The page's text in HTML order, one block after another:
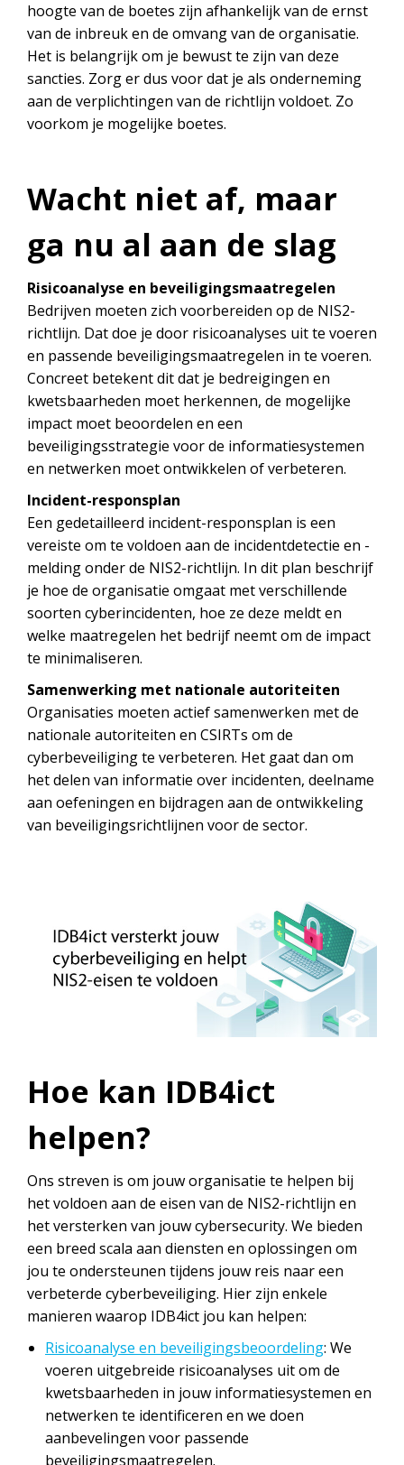
hoogte van de boetes zijn afhankelijk van de ernst
van de inbreuk en de omvang van de organisatie.
Het is belangrijk om je bewust te zijn van deze
sancties. Zorg er dus voor dat je als onderneming
aan de verplichtingen van de richtlijn voldoet. Zo
voorkom je mogelijke boetes.
Wacht niet af, maar
ga nu al aan de slag
Risicoanalyse en beveiligingsmaatregelen
Bedrijven moeten zich voorbereiden op de NIS2-
richtlijn. Dat doe je door risicoanalyses uit te voeren
en passende beveiligingsmaatregelen in te voeren.
Concreet betekent dit dat je bedreigingen en
kwetsbaarheden moet herkennen, de mogelijke
impact moet beoordelen en een
beveiligingsstrategie voor de informatiesystemen
en netwerken moet ontwikkelen of verbeteren.
Incident-responsplan
Een gedetailleerd incident-responsplan is een
vereiste om te voldoen aan de incidentdetectie en -
melding onder de NIS2-richtlijn. In dit plan beschrijf
je hoe de organisatie omgaat met verschillende
soorten cyberincidenten, hoe ze deze meldt en
welke maatregelen het bedrijf neemt om de impact
te minimaliseren.
Samenwerking met nationale autoriteiten
Organisaties moeten actief samenwerken met de
nationale autoriteiten en CSIRTs om de
cyberbeveiliging te verbeteren. Het gaat dan om
het delen van informatie over incidenten, deelname
aan oefeningen en bijdragen aan de ontwikkeling
van beveiligingsrichtlijnen voor de sector.
Hoe kan IDB4ict
helpen?
Ons streven is om jouw organisatie te helpen bij
het voldoen aan de eisen van de NIS2-richtlijn en
het versterken van jouw cybersecurity. We bieden
een breed scala aan diensten en oplossingen om
jou te ondersteunen tijdens jouw reis naar een
verbeterde cyberbeveiliging. Hier zijn enkele
manieren waarop IDB4ict jou kan helpen:
Risicoanalyse en beveiligingsbeoordeling: We
voeren uitgebreide risicoanalyses uit om de
kwetsbaarheden in jouw informatiesystemen en
netwerken te identificeren en we doen
aanbevelingen voor passende
beveiligingsmaatregelen.